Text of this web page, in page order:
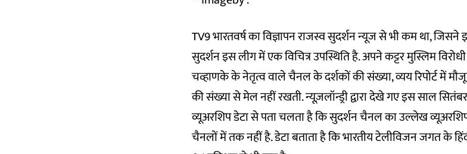
TV9 भारतवर्ष का विज्ञापन राजस्व सुदर्शन न्यूज से भी कम था,
सुदर्शन इस लीग में एक विचित्र उपस्थिति है. अपने कट्टर मुस्लिम
चव्हाणके के नेतृत्व वाले चैनल के दर्शकों की संख्या, व्यय रिपोर्ट में
की संख्या से मेल नहीं रखती. न्यूज़लॉन्ड्री द्वारा देखे गए इस साल
व्यूअरशिप डेटा से पता चलता है कि सुदर्शन चैनल का उल्लेख व्यूअरशिप
चैनलों में तक नहीं है. डेटा बताता है कि भारतीय टेलीविजन जगत के